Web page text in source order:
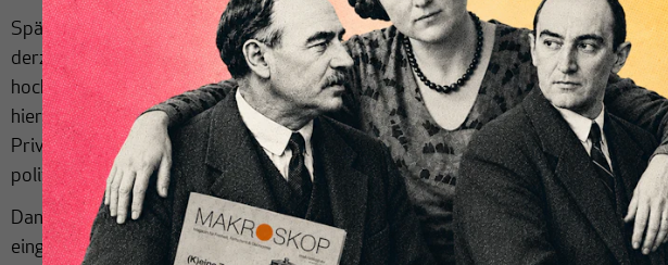
Spätestens seit der Finanzkrise 2007/2008 ist die Frage nach einem Umbau des
derzeitigen kapitalistischen Systems zum Zweck seiner Aufrechterhaltung wieder
hochaktuell. Das Ziel kann nur sein, eine Rückentwicklung zu einer stark
hierarchisch geprägten Gesellschaft auszuschließen. Einer Gesellschaft, in der die
Privilegierten in zunehmendem Maße ihre Einkommen auf der Grundlage
politischer Macht erzielen und damit von Renten leben.
Dann besteht die Hoffnung, dass die politische Polarisierung der Gesellschaft
eingedämmt werden kann. Und dass sich die Tendenz zur Steuerung der